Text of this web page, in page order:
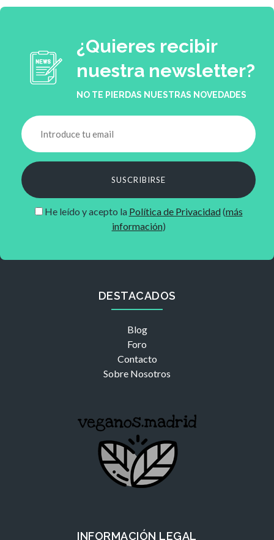
¿Quieres recibir
nuestra newsletter?
NO TE PIERDAS NUESTRAS NOVEDADES
SUSCRIBIRSE
He leído y acepto la Política de Privacidad(más
información)
DESTACADOS
Blog
Foro
Contacto
Sobre Nosotros
INFORMACIÓN LEGAL